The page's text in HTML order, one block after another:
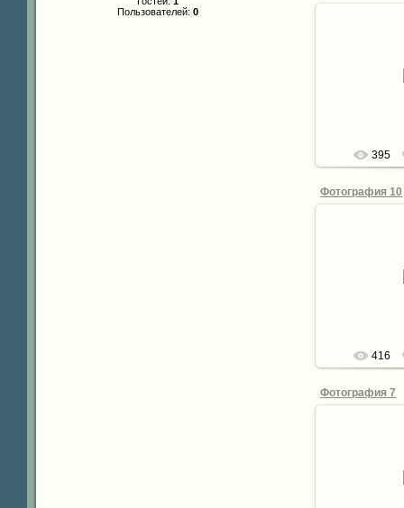
Пользователей: 0
395
Фотография 10
416
Фотография 7